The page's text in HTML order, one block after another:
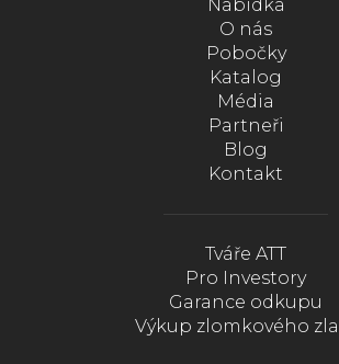
Nabídka
O nás
Pobočky
Katalog
Média
Partneři
Blog
Kontakt
Tváře ATT
Pro Investory
Garance odkupu
Výkup zlomkového